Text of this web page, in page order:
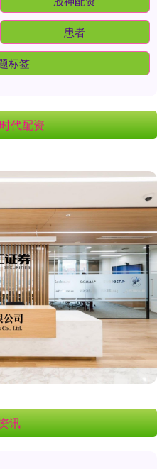
患者
标签
代配资
讯